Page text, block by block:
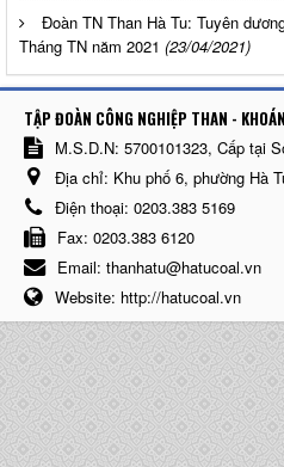
Đoàn TN Than Hà Tu: Tuyên
Tháng TN năm 2021 (23/04/2021)
TẬP ĐOÀN CÔNG NGHIỆP THAN -
M.S.D.N: 5700101323, Cấp tại
Địa chỉ: Khu phố 6, phường Hà
Điện thoại: 0203.383 5169
Fax: 0203.383 6120
Email: thanhatu@hatucoal.vn
Website: http://hatucoal.vn